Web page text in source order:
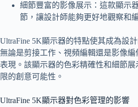
細節豐富的影像展示：這款顯示
節，讓設計師能夠更好地觀察和
UltraFine 5K顯示器的特點使其成為設
無論是剪接工作、視頻編輯還是影像
表現。該顯示器的色彩精確性和細節
限的創意可能性。
UltraFine 5K顯示器對色彩管理的影響